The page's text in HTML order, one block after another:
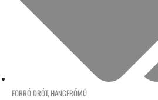
FORRÓ DRÓT, HANGERŐMŰ